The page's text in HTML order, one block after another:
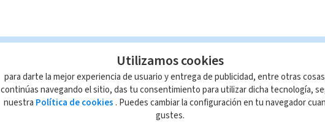
Utilizamos cookies
para darte la mejor experiencia de usuario y entrega de publicidad, entre otras
continúas navegando el sitio, das tu consentimiento para utilizar dicha tecnología,
nuestra Política de cookies . Puedes cambiar la configuración en tu navegador
gustes.